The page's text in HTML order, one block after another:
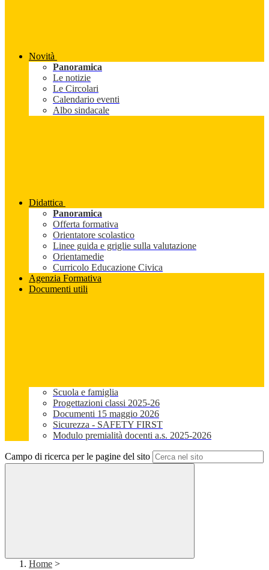
Novità
Panoramica
Le notizie
Le Circolari
Calendario eventi
Albo sindacale
Didattica
Panoramica
Offerta formativa
Orientatore scolastico
Linee guida e griglie sulla valutazione
Orientamedie
Curricolo Educazione Civica
Agenzia Formativa
Documenti utili
Scuola e famiglia
Progettazioni classi 2025-26
Documenti 15 maggio 2026
Sicurezza - SAFETY FIRST
Modulo premialità docenti a.s. 2025-2026
Campo di ricerca per le pagine del sito
Home >